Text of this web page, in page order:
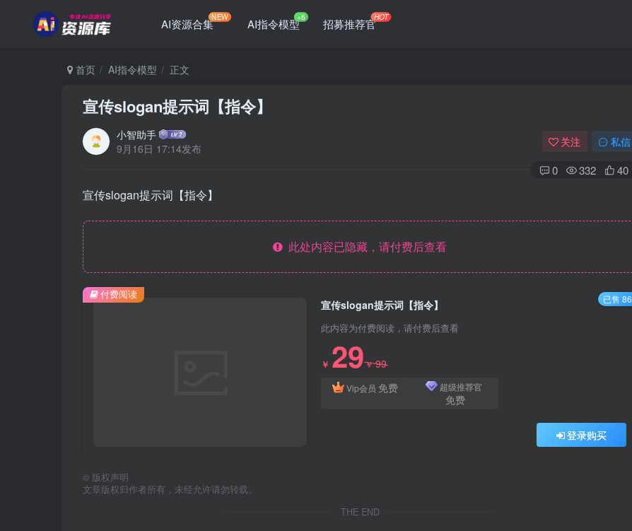
AI资源合集NEW AI指令模型+6 招募推荐官HOT
首页 AI指令模型 正文
宣传slogan提示词【指令】
小智助手
9月16日 17:14发布
关注 私信
0 332 40
宣传slogan提示词【指令】
此处内容已隐藏，请付费后查看
宣传slogan提示词【指令】
此内容为付费阅读，请付费后查看
￥ 29￥99
Vip会员 免费 超级推荐官
免费
登录购买
付费阅读 已售 86
© 版权声明
文章版权归作者所有，未经允许请勿转载。
THE END